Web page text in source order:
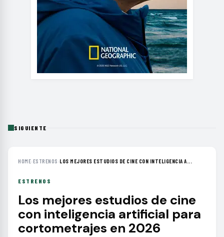
SIGUIENTE
HOME›ESTRENOS ›LOS MEJORES ESTUDIOS DE CINE CON INTELIGENCIA A...
ESTRENOS
Los mejores estudios de cine
con inteligencia artificial para
cortometrajes en 2026